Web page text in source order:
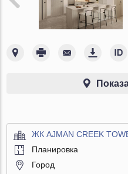
ЖК AJMAN CREEK
Планировка
Город